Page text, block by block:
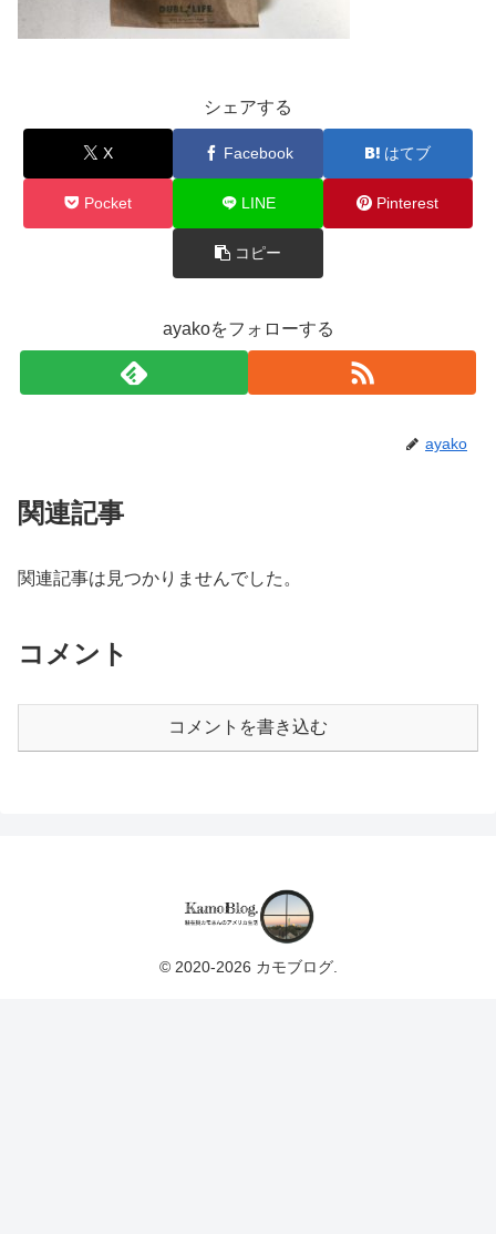
シェアする
X Facebook はてブ
Pocket LINE Pinterest
コピー
ayakoをフォローする
ayako
関連記事
関連記事は見つかりませんでした。
コメント
コメントを書き込む
© 2020-2026 カモブログ.